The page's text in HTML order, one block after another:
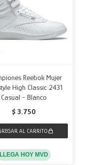
Reebok Mujer
High Classic 2431
Casual - Blanco
$ 3.750
LLEGA HOY MVD